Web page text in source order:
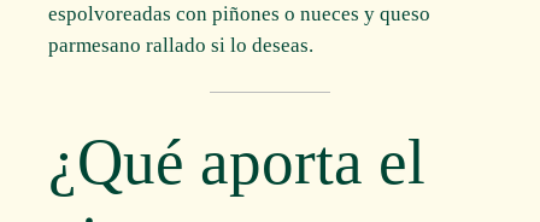
espolvoreadas con piñones o nueces y queso
parmesano rallado si lo deseas.
¿Qué aporta el